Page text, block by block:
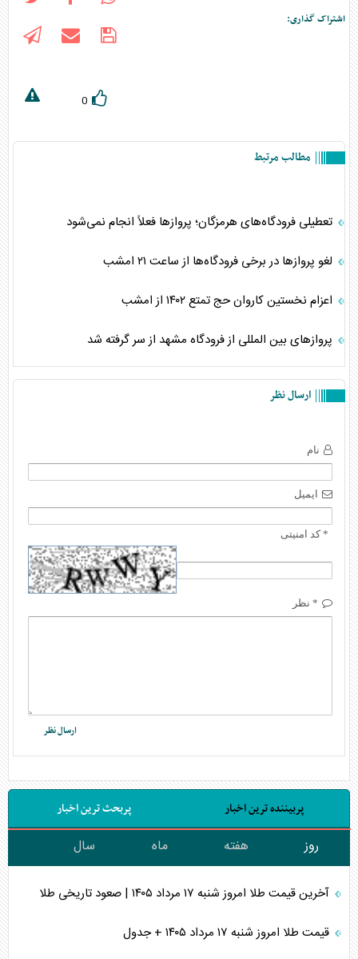
اشتراک گذاری:
0
مطالب مرتبط
تعطیلی فرودگاه‌های هرمزگان؛ پروازها فعلاً انجام نمی‌شود
لغو پرواز‌ها در برخی فرودگاه‌ها از ساعت ۲۱ امشب
اعزام نخستین کاروان حج تمتع ۱۴۰۲ از امشب
پرواز‌های بین المللی از فرودگاه مشهد از سر گرفته شد
ارسال نظر
نام
ایمیل
* کد امنیتی
* نظر
پربیننده ترین اخبار پربحث ترین اخبار
روز هفته ماه سال
آخرین قیمت طلا امروز شنبه ۱۷ مرداد ۱۴۰۵ | صعود تاریخی طلا
قیمت طلا امروز شنبه ۱۷ مرداد ۱۴۰۵ + جدول